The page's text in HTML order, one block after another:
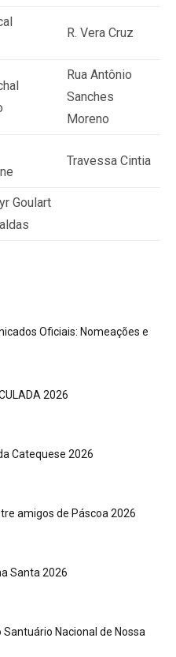
R. Vera Cruz
Rua Antônio
Sanches
Moreno
Travessa Cintia
Goulart
Oficiais: Nomeações e
2026
Catequese 2026
amigos de Páscoa 2026
Santa 2026
Santuário Nacional de Nossa